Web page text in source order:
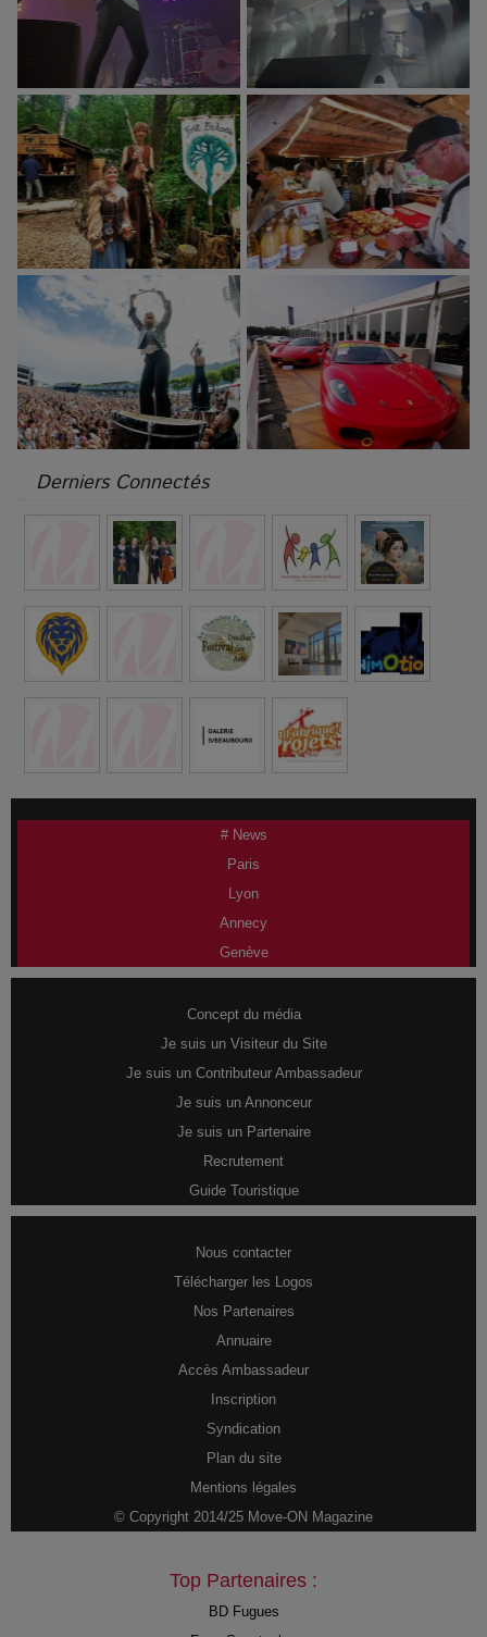
Derniers Connectés
# News
Paris
Lyon
Annecy
Genève
Concept du média
Je suis un Visiteur du Site
Je suis un Contributeur Ambassadeur
Je suis un Annonceur
Je suis un Partenaire
Recrutement
Guide Touristique
Nous contacter
Télécharger les Logos
Nos Partenaires
Annuaire
Accès Ambassadeur
Inscription
Syndication
Plan du site
Mentions légales
© Copyright 2014/25 Move-ON Magazine
Top Partenaires :
BD Fugues